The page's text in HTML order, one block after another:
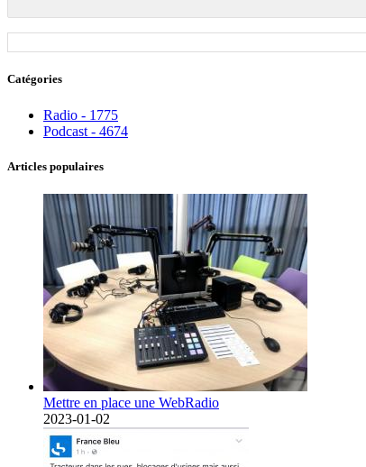
Catégories
Radio - 1775
Podcast - 4674
Articles populaires
Mettre en place une WebRadio
2023-01-02